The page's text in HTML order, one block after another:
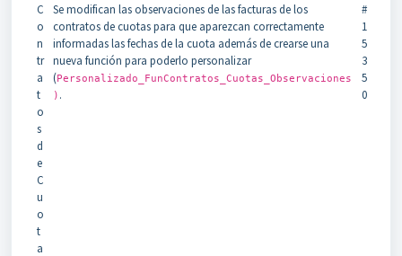
C
o
n
tr
a
t
o
s
d
e
C
u
o
t
a
Se modifican las observaciones de las facturas de los
contratos de cuotas para que aparezcan correctamente
informadas las fechas de la cuota además de crearse una
nueva función para poderlo personalizar
(Personalizado_FunContratos_Cuotas_Observaciones
) .
#
1
5
3
5
0